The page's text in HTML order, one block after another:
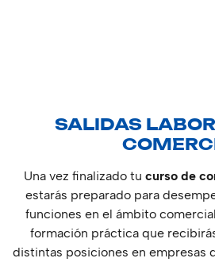
SALIDAS
Una vez finalizado tu curso de
estarás preparado para
funciones en el ámbito
formación práctica que
distintas posiciones en empresas